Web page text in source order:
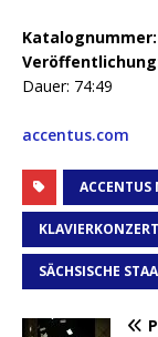
Katalognummer:
Dauer: 74:49
accentus.com
ACCENTUS
KLAVIERKONZERT
SÄCHSISCHE